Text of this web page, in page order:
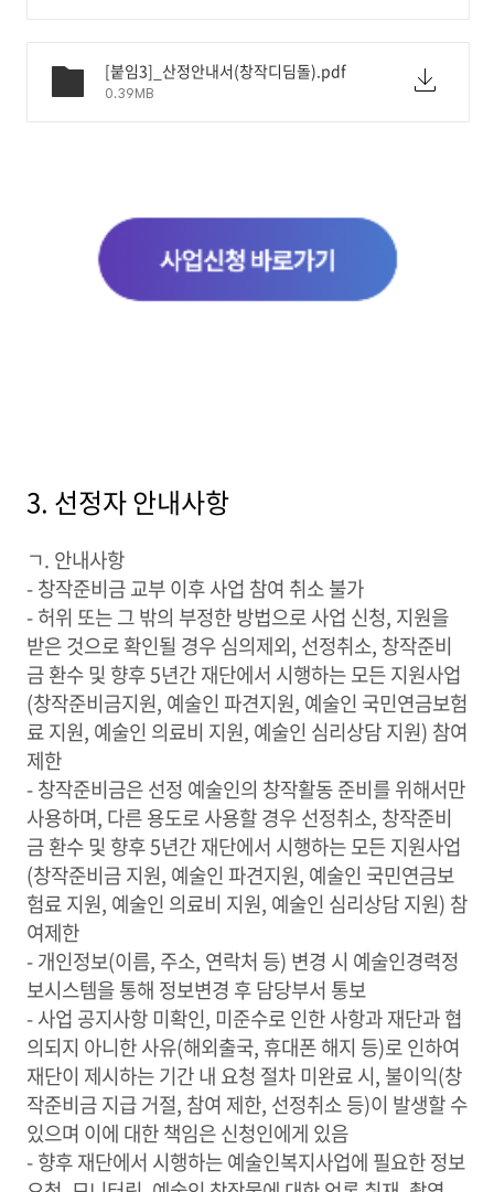
[붙임3]_산정안내서(창작디딤돌).pdf
0.39MB
3. 선정자 안내사항
ㄱ. 안내사항
- 창작준비금 교부 이후 사업 참여 취소 불가
- 허위 또는 그 밖의 부정한 방법으로 사업 신청, 지원을
받은 것으로 확인될 경우 심의제외, 선정취소, 창작준비
금 환수 및 향후 5년간 재단에서 시행하는 모든 지원사업
(창작준비금지원, 예술인 파견지원, 예술인 국민연금보험
료 지원, 예술인 의료비 지원, 예술인 심리상담 지원) 참여
제한
- 창작준비금은 선정 예술인의 창작활동 준비를 위해서만
사용하며, 다른 용도로 사용할 경우 선정취소, 창작준비
금 환수 및 향후 5년간 재단에서 시행하는 모든 지원사업
(창작준비금 지원, 예술인 파견지원, 예술인 국민연금보
험료 지원, 예술인 의료비 지원, 예술인 심리상담 지원) 참
여제한
- 개인정보(이름, 주소, 연락처 등) 변경 시 예술인경력정
보시스템을 통해 정보변경 후 담당부서 통보
- 사업 공지사항 미확인, 미준수로 인한 사항과 재단과 협
의되지 아니한 사유(해외출국, 휴대폰 해지 등)로 인하여
재단이 제시하는 기간 내 요청 절차 미완료 시, 불이익(창
작준비금 지급 거절, 참여 제한, 선정취소 등)이 발생할 수
있으며 이에 대한 책임은 신청인에게 있음
- 향후 재단에서 시행하는 예술인복지사업에 필요한 정보